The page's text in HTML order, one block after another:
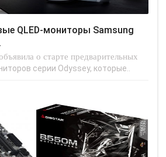
о старте предварительных
серии Odyssey, которые..